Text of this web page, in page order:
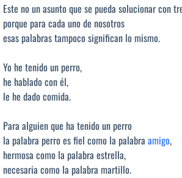
Este no un asunto que se pueda solucionar con
porque para cada uno de nosotros
esas palabras tampoco significan lo mismo.
Yo he tenido un perro,
he hablado con él,
le he dado comida.
Para alguien que ha tenido un perro
la palabra perro es fiel como la palabra amigo,
hermosa como la palabra estrella,
necesaria como la palabra martillo.